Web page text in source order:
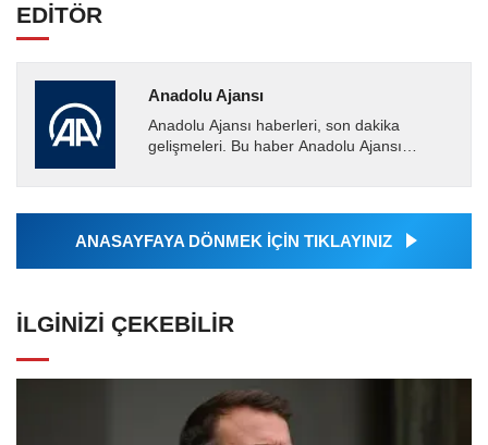
EDİTÖR
Anadolu Ajansı
Anadolu Ajansı haberleri, son dakika
gelişmeleri. Bu haber Anadolu Ajansı
tarafından geçilen tüm...
ANASAYFAYA DÖNMEK İÇİN TIKLAYINIZ
İLGINIZI ÇEKEBILIR